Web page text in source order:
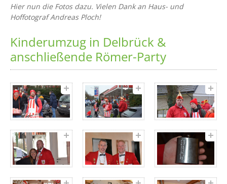
Hier nun die Fotos dazu. Vielen Dank an Haus- und
Hoffotograf Andreas Ploch!
Kinderumzug in Delbrück &
anschließende Römer-Party